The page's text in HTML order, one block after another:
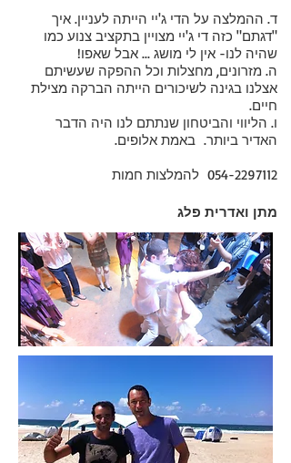
ד. ההמלצה על הדי ג'יי הייתה לעניין. איך
"דגתם" כזה די ג'יי מצויין בתקציב צנוע כמו
שהיה לנו- אין לי מושג ... אבל שאפו!
ה. מזרונים, מחצלות וכל ההפקה שעשיתם
אצלנו בגינה לשיכורים הייתה הברקה מצילת
חיים.
ו. הליווי והביטחון שנתתם לנו היה הדבר
האדיר ביותר. באמת אלופים.
054-2297112 להמלצות חמות
מתן ואדרית פלג